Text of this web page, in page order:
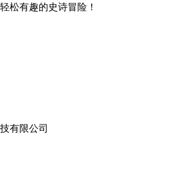
松有趣的史诗冒险！
有限公司